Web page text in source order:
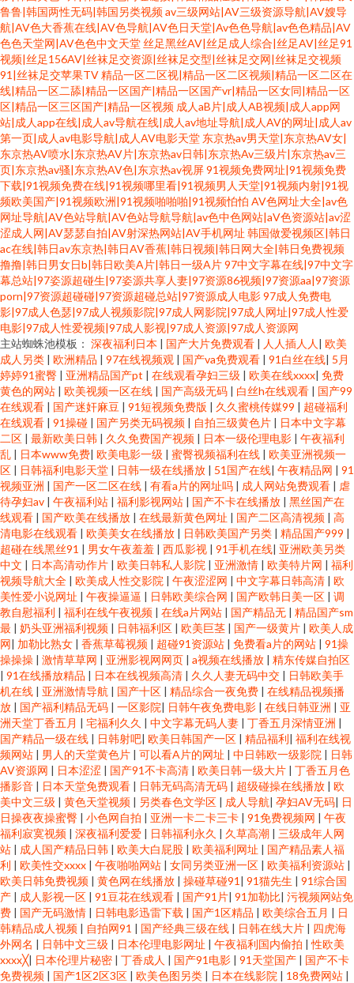
鲁鲁|韩国两性无码|韩国另类视频av三级网站|AV三级资源导航|AV嫂导
航|AV色大香蕉在线|AV色导航|AV色日天堂|Av色色导航|av色色精品|AV
色色天堂网|AV色色中文天堂丝足黑丝AV|丝足成人综合|丝足AV|丝足91
视频|丝足156AV|丝袜足交资源|丝袜足交型|丝袜足交网|丝袜足交视频
91|丝袜足交苹果TV精品一区二区视|精品一区二区视频|精品一区二区在
线|精品一区二舔|精品一区国产|精品一区国产vr|精品一区女同|精品一区
区|精品一区三区国产|精品一区视频 成人aB片|成人AB视频|成人app网
站|成人app在线|成人av导航在线|成人av地址导航|成人AV的网址|成人av
第一页|成人av电影导航|成人AV电影天堂 东京热av男天堂|东京热AV女|
东京热AV喷水|东京热AV片|东京热av日韩|东京热Av三级片|东京热av三
页|东京热av骚|东京热AV色|东京热av视屏91视频免费网址|91视频免费
下载|91视频免费在线|91视频哪里看|91视频男人天堂|91视频内射|91视
频欧美国产|91视频欧洲|91视频啪啪啪|91视频怕怕 AV色网址大全|av色
网址导航|AV色站导航|AV色站导航导航|av色中色网站|aV色资源站|av涩
涩成人网|AV瑟瑟自拍|AV射深热网站|AV手机网址 韩国做爱视频区|韩日
ac在线|韩日av东京热|韩日AV香蕉|韩日视频|韩日网大全|韩日免费视频
撸撸|韩日男女日b|韩日欧美A片|韩日一级A片97中文字幕在线|97中文字
幕总站|97姿源超碰生|97姿源共享人妻|97资源86视频|97资源aa|97资源
porn|97资源超碰碰|97资源超碰总站|97资源成人电影97成人免费电
影|97成人色瑟|97成人视频影院|97成人网影院|97成人网址|97成人性爱
电影|97成人性爱视频|97成人影视|97成人资源|97成人资源网
主站蜘蛛池模板： 深夜福利日本 | 国产大片免费观看 | 人人插人人 | 欧美
成人另类 | 欧洲精品 | 97在线视频观 | 国产va免费观看 | 91白丝在线| 5月
婷婷91蜜臀 | 亚洲精品国产pt | 在线观看孕妇三级 | 欧美在线xxxx| 免费
黄色的网站 | 欧美视频一区在线 | 国产高级无码 | 白丝h在线观看 | 国产99
在线观看 | 国产迷奸麻豆 | 91短视频免费版 | 久久蜜桃传媒99 | 超碰福利
在线观看 | 91操碰 | 国产另类无码视频 | 自拍三级黄色片 | 日本中文字幕
二区 | 最新欧美日韩 | 久久免费国产视频 | 日本一级伦理电影 | 午夜福利
乱 | 日本www免费| 欧美电影一级 | 蜜臀视频福利在线 | 欧美亚洲视频一
区 | 日韩福利电影天堂 | 日韩一级在线播放 | 51国产在线| 午夜精品网 | 91
视频亚洲 | 国产一区二区在线 | 有看a片的网址吗 | 成人网站免费观看 | 虐
待孕妇av | 午夜福利站 | 福利影视网站 | 国产不卡在线播放 | 黑丝国产在
线观看 | 国产欧美在线播放 | 在线最新黄色网址 | 国产二区高清视频 | 高
清电影在线观看 | 欧美美女在线播放 | 日韩欧美国产另类 | 精品国产999 |
超碰在线黑丝91 | 男女午夜羞羞 | 西瓜影视 | 91手机在线| 亚洲欧美另类
中文 | 日本高清动作片 | 欧美日韩私人影院 | 亚洲激情 | 欧美特片网 | 福利
视频导航大全 | 欧美成人性交影院 | 午夜涩涩网 | 中文字幕日韩高清 | 欧
美性爱小说网址 | 午夜操逼逼 | 日韩欧美综合网 | 国产欧韩日美一区 | 调
教自慰福利 | 福利在线午夜视频 | 在线a片网站 | 国产精品无 | 精品国产sm
最 | 奶头亚洲福利视频 | 日韩福利区 | 欧美巨茎 | 国产一级黄片 | 欧美人成
网| 加勒比熟女 | 香蕉草莓视频 | 超碰91资源站 | 免费看a片的网站 | 91操
操操操 | 激情草草网 | 亚洲影视网网页 | a视频在线播放 | 精东传媒自拍区
| 91在线播放精品 | 日本在线视频高清 | 久久人妻无码中交 | 日韩欧美手
机在线 | 亚洲激情导航 | 国产十区 | 精品综合一夜免费 | 在线精品视频播
放 | 国产福利精品无码 | 一区影院| 日韩午夜免费电影 | 在线日韩亚洲 | 亚
洲天堂丁香五月 | 宅福利久久 | 中文字幕无码人妻 | 丁香五月深情亚洲 |
国产精品一级在线 | 日韩射吧| 欧美日韩国产一区 | 精品福利| 福利在线视
频网站 | 男人的天堂黄色片 | 可以看A片的网址 | 中日韩欧一级影院 | 日韩
AV资源网 | 日本涩涩 | 国产91不卡高清 | 欧美日韩一级大片 | 丁香五月色
播影音 | 日本天堂免费观看 | 日韩无码高清无码 | 超级碰操在线播放 | 欧
美中文三级 | 黄色天堂视频 | 另类春色文学区 | 成人导航| 孕妇AV无码| 日
日操夜夜操蜜臀 | 小色网自拍 | 亚洲一卡二卡三卡 | 91免费视频网 | 午夜
福利寂寞视频 | 深夜福利爱爱 | 日韩福利永久 | 久草高潮 | 三级成年人网
站 | 成人国产精品日韩 | 欧美大白屁股 | 欧美福利网址 | 国产精品素人福
利 | 欧美性交xxxx | 午夜啪啪网站 | 女同另类亚洲一区 | 欧美福利资源站 |
欧美日韩免费视频 | 黄色网在线播放 | 操碰草碰91 | 91猫先生 | 91综合国
产 | 成人影视一区 | 91豆花在线观看 | 国产91片| 91加勒比| 污视频网站免
费 | 国产无码激情 | 日韩电影迅雷下载 | 国产1区精品 | 欧美综合五月 | 日
韩精品成人视频 | 自拍网91 | 国产经典三级在线 | 日韩在线大片 | 四虎海
外网名 | 日韩中文三级 | 日本伦理电影网址 | 午夜福利国内偷拍 |性欧美
xxxx╳| 日本伦理片秘密 | 丁香成人 | 国产91电影 | 91天堂国产 | 国产不卡
免费视频 | 国产1区2区3区 | 欧美色图另类 | 日本在线影院 | 18免费网站 |